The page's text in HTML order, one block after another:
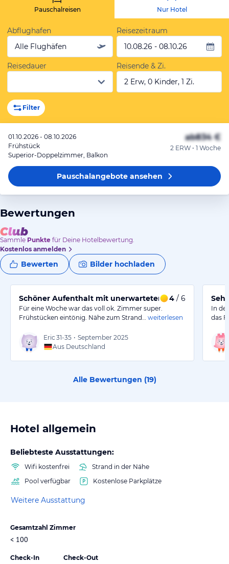
Pauschalreisen Nur Hotel
Abflughafen
Alle Flughäfen
Reisezeitraum
10.08.26 - 08.10.26
Reisedauer
Reisende & Zi.
2 Erw, 0 Kinder, 1 Zi.
Filter
01.10.2026 - 08.10.2026
Frühstück
Superior-Doppelzimmer, Balkon
ab834 €
2 ERW • 1 Woche
Pauschalangeboteansehen
Bewertungen
Sammle Punkte für Deine Hotelbewertung.
Kostenlos anmelden
Bewerten Bilder hochladen
Schöner Aufenthalt mit unerwarteten Kosten für die
4 / 6
Für eine Woche war das voll ok. Zimmer super.
Frühstücken eintönig. Nähe zum Strand…
weiterlesen
Eric 31-35 • September 2025
Aus Deutschland
In
das
Alle Bewertungen (19)
Hotel allgemein
Beliebteste Ausstattungen:
Wifi kostenfrei
Strand in der Nähe
Pool verfügbar
Kostenlose Parkplätze
Weitere Ausstattung
Gesamtzahl Zimmer
< 100
Check-In Check-Out